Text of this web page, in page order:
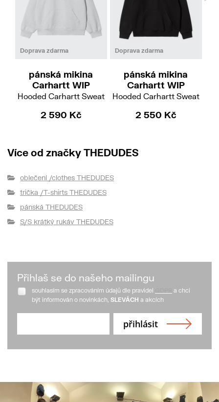
Doprava zdarma
XL
pánská mikina
Carhartt WIP
Hooded Carhartt Sweat
2 590 Kč
Doprava zdarma
MLXL
pánská mikina
Carhartt WIP
Hooded Carhartt Sweat
2 550 Kč
Více od značky THEDUDES
oblečení /clothes THEDUDES
trička /T-shirts THEDUDES
pánská THEDUDES
S/S krátký rukáv THEDUDES
Přihlaš se do našeho mailingu
souhlasím se zpracováním údajů dle pravidel
a chci
být informován o novinkách, SLEVÁCH a akcích